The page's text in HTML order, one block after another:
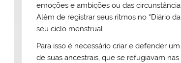
emoções e ambições ou das
Além de registrar seus ritmos no “Diário
seu ciclo menstrual.
Para isso é necessário criar e defender
de suas ancestrais, que se refugiavam